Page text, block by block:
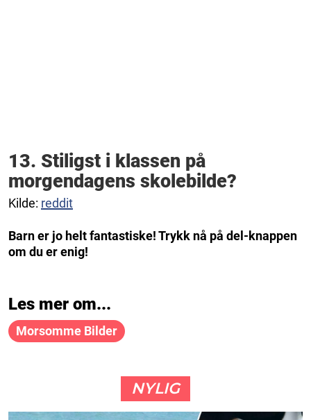
13. Stiligst i klassen på
morgendagens skolebilde?
Kilde: reddit
Barn er jo helt fantastiske! Trykk nå på del-knappen
om du er enig!
Les mer om...
Morsomme Bilder
NYLIG